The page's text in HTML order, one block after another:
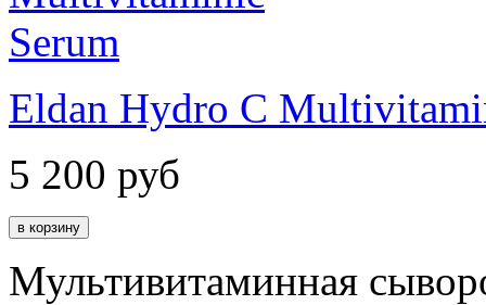
Eldan Hydro C
5 200 руб
Мультивитаминная